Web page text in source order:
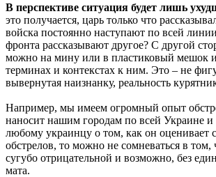
В перспективе ситуация будет лишь
это получается, царь только что
войска постоянно наступают по всей
фронта рассказывают другое? С другой
можно на мину или в пластиковый мешок и
терминах и контекстах к ним. Это – не
вывернутая наизнанку, реальность
Например, мы имеем огромный опыт
наносит нашим городам по всей Украине и
любому украинцу о том, как он оценивает
обстрелов, то можно не сомневаться в том,
сугубо отрицательной и возможно, без
мата.